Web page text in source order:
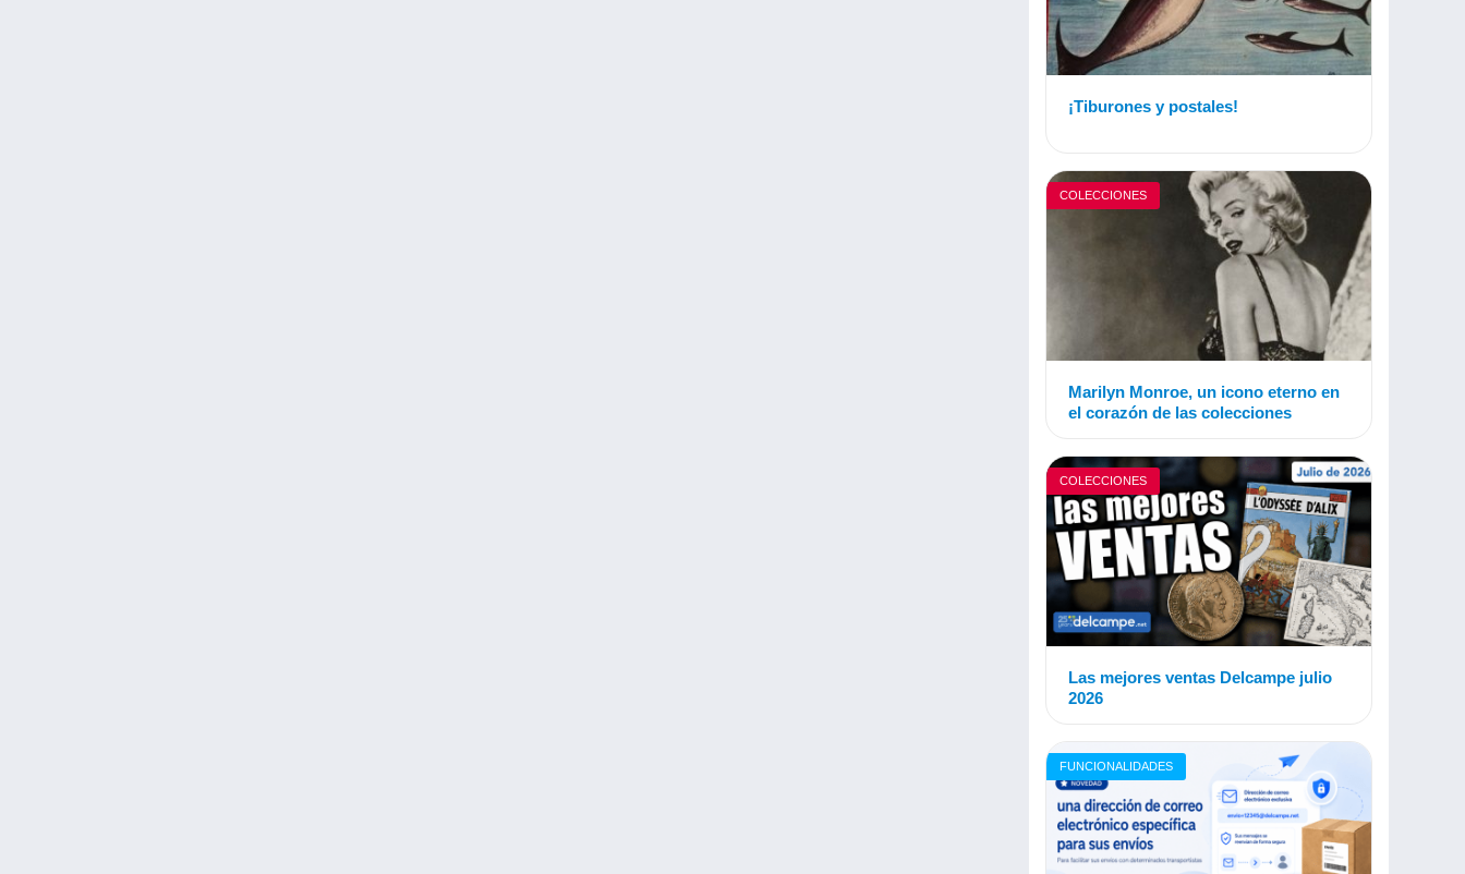
¡Tiburones y postales!
COLECCIONES
Marilyn Monroe, un icono eterno en
el corazón de las colecciones
COLECCIONES
Las mejores ventas Delcampe julio
2026
FUNCIONALIDADES